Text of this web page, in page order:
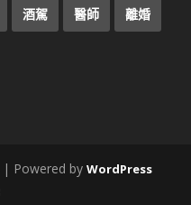
酒駕 醫師 離婚
| Powered by WordPress